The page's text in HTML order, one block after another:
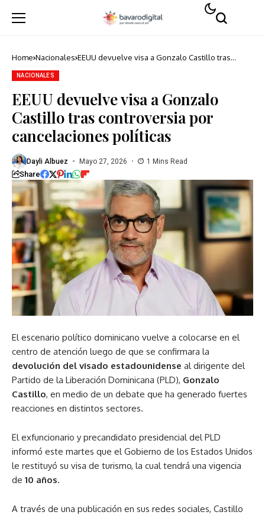
Home Nacionales EEUU devuelve visa a Gonzalo Castillo tras
NACIONALES
EEUU devuelve visa a Gonzalo
Castillo tras controversia por
cancelaciones políticas
Dayli Albuez Mayo 27, 2026 1 Mins Read
Share
El escenario político dominicano vuelve a colocarse en el
centro de atención luego de que se confirmara la
devolución del visado estadounidense al dirigente del
Partido de la Liberación Dominicana (PLD), Gonzalo
Castillo, en medio de un debate que ha generado fuertes
reacciones en distintos sectores.
El exfuncionario y precandidato presidencial del PLD
informó este martes que el Gobierno de los Estados Unidos
le restituyó su visa de turismo, la cual tendrá una vigencia
de 10 años.
A través de una publicación en sus redes sociales, Castillo